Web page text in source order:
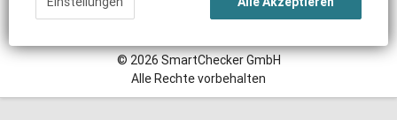
Klassische Ansicht
© 2026 SmartChecker GmbH
Alle Rechte vorbehalten